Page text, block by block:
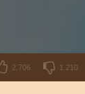
2.706 1.210